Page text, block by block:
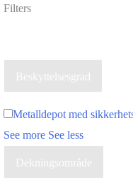
Filters
Beskyttelsesgrad
Metalldepot med
See more See less
Dekningsområde